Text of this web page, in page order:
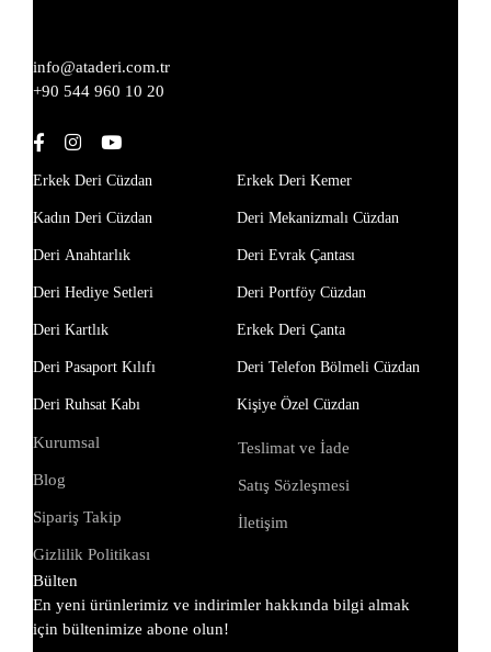
info@ataderi.com.tr
+90 544 960 10 20
Erkek Deri Cüzdan
Kadın Deri Cüzdan
Deri Anahtarlık
Deri Hediye Setleri
Deri Kartlık
Deri Pasaport Kılıfı
Deri Ruhsat Kabı
Erkek Deri Kemer
Deri Mekanizmalı Cüzdan
Deri Evrak Çantası
Deri Portföy Cüzdan
Erkek Deri Çanta
Deri Telefon Bölmeli Cüzdan
Kişiye Özel Cüzdan
Kurumsal
Blog
Sipariş Takip
Gizlilik Politikası
Teslimat ve İade
Satış Sözleşmesi
İletişim
Bülten
En yeni ürünlerimiz ve indirimler hakkında bilgi almak
için bültenimize abone olun!